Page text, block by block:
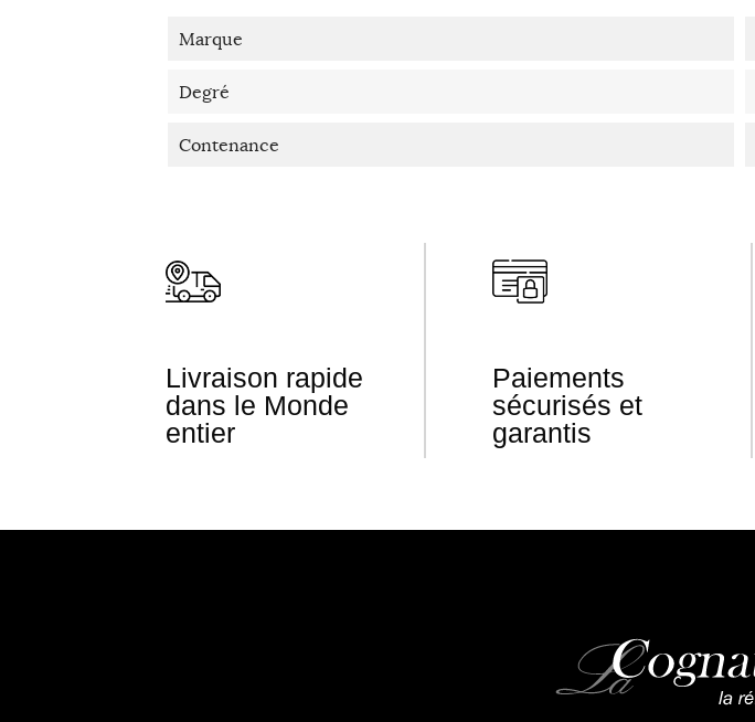
Marque
Degré
Contenance
Livraison rapide
dans le Monde
entier
Paiements
sécurisés et
garantis